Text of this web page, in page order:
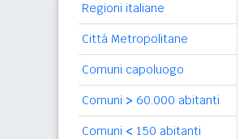
Regioni italiane
Città Metropolitane
Comuni capoluogo
Comuni > 60.000 abitanti
Comuni < 150 abitanti